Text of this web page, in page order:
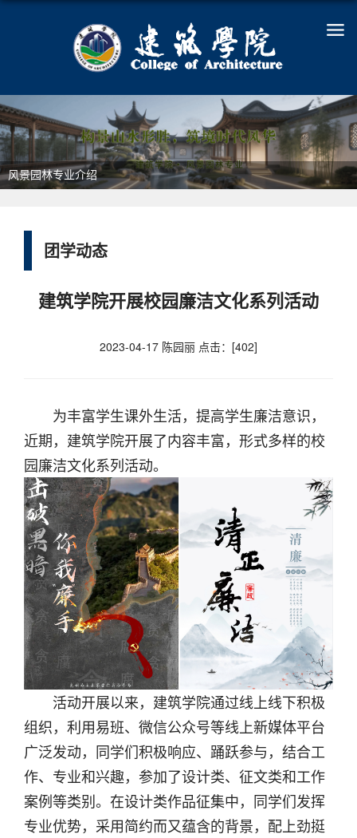
风景园林专业介绍
团学动态
建筑学院开展校园廉洁文化系列活动
2023-04-17 陈园丽 点击：[402]
为丰富学生课外生活，提高学生廉洁意识，
近期，建筑学院开展了内容丰富，形式多样的校
园廉洁文化系列活动。
活动开展以来，建筑学院通过线上线下积极
组织，利用易班、微信公众号等线上新媒体平台
广泛发动，同学们积极响应、踊跃参与，结合工
作、专业和兴趣，参加了设计类、征文类和工作
案例等类别。在设计类作品征集中，同学们发挥
专业优势，采用简约而又蕴含的背景，配上劲挺